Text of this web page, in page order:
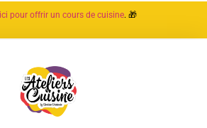
pour offrir un cours de cuisine. 🎁